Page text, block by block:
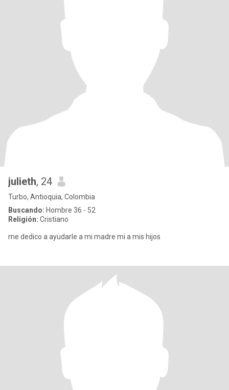
julieth, 24
Turbo, Antioquia, Colombia
Buscando: Hombre 36 - 52
Religión: Cristiano
me dedico a ayudarle a mi madre mi a mis hijos